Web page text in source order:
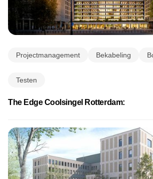
Projectmanagement Bekabeling
Testen
The Edge Coolsingel Rotterdam: